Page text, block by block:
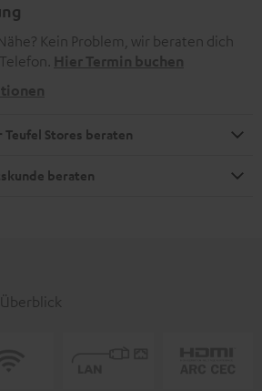
Kein Problem, wir beraten dich
Hier Termin buchen
Teufel Stores beraten
beraten